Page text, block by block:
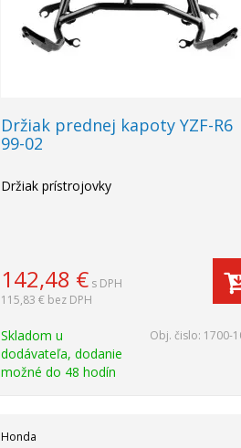
Držiak prednej kapoty YZF-R6
99-02
Držiak prístrojovky
142,48 € s DPH
115,83 € bez DPH
Skladom u
dodávateľa, dodanie
možné do 48 hodín
Obj. čislo: 1700-
Honda